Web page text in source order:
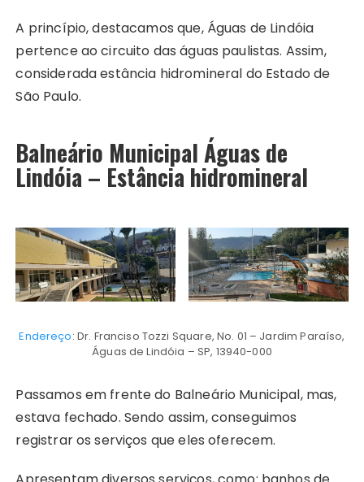
k
p
s
t
A princípio, destacamos que, Águas de Lindóia
pertence ao circuito das águas paulistas. Assim,
considerada estância hidromineral do Estado de
São Paulo.
Balneário Municipal Águas de
Lindóia – Estância hidromineral
Endereço: Dr. Franciso Tozzi Square, No. 01 – Jardim Paraíso,
Águas de Lindóia – SP, 13940-000
Passamos em frente do Balneário Municipal, mas,
estava fechado. Sendo assim, conseguimos
registrar os serviços que eles oferecem.